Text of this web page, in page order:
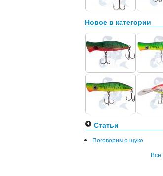
Новое в категории
Статьи
Поговорим о щуке
Все